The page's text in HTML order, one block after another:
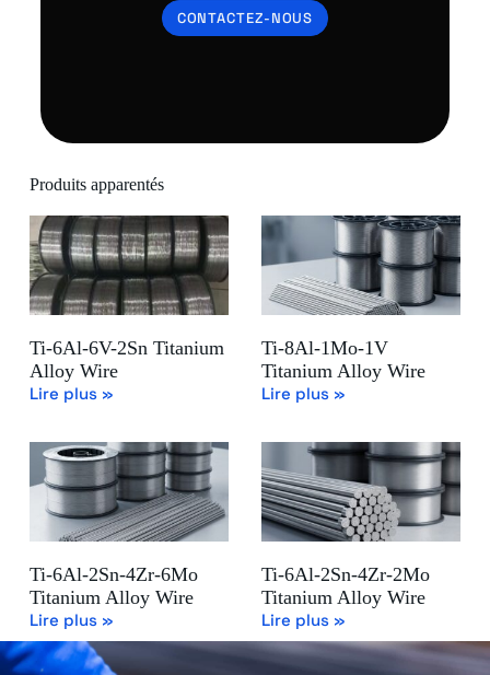
CONTACTEZ-NOUS
Produits apparentés
Ti-6Al-6V-2Sn Titanium
Alloy Wire
Lire plus »
Ti-8Al-1Mo-1V
Titanium Alloy Wire
Lire plus »
Ti-6Al-2Sn-4Zr-6Mo
Titanium Alloy Wire
Lire plus »
Ti-6Al-2Sn-4Zr-2Mo
Titanium Alloy Wire
Lire plus »